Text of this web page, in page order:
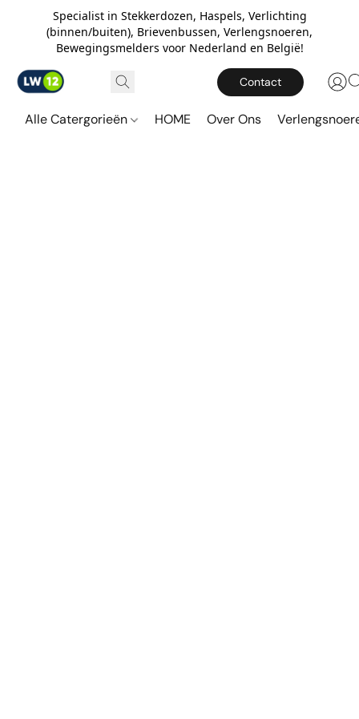
Specialist in Stekkerdozen, Haspels, Verlichting
(binnen/buiten), Brievenbussen, Verlengsnoeren,
Bewegingsmelders voor Nederland en België!
Contact
Alle Catergorieën HOME Over Ons